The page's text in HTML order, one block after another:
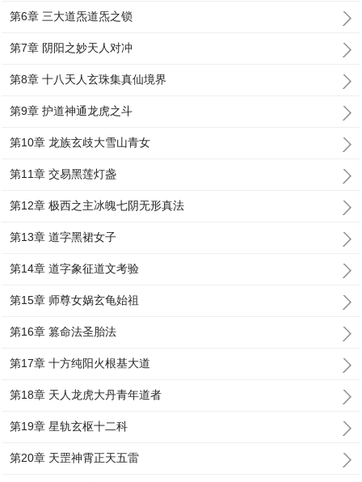
第6章 三大道炁道炁之锁
第7章 阴阳之妙天人对冲
第8章 十八天人玄珠集真仙境界
第9章 护道神通龙虎之斗
第10章 龙族玄歧大雪山青女
第11章 交易黑莲灯盏
第12章 极西之主冰魄七阴无形真法
第13章 道字黑裙女子
第14章 道字象征道文考验
第15章 师尊女娲玄龟始祖
第16章 篡命法圣胎法
第17章 十方纯阳火根基大道
第18章 天人龙虎大丹青年道者
第19章 星轨玄枢十二科
第20章 天罡神霄正天五雷